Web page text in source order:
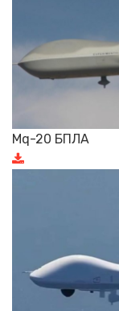
Mq-20 БПЛА